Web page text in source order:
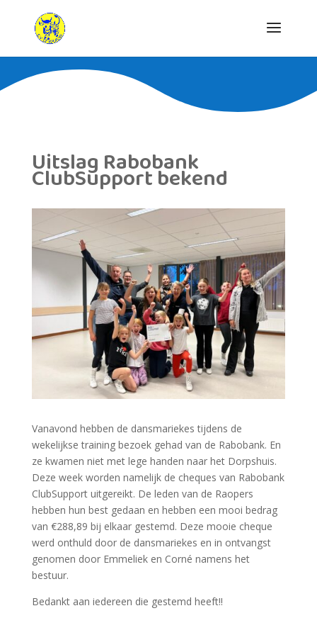
Uitslag Rabobank
ClubSupport bekend
Vanavond hebben de dansmariekes tijdens de
wekelijkse training bezoek gehad van de Rabobank. En
ze kwamen niet met lege handen naar het Dorpshuis.
Deze week worden namelijk de cheques van Rabobank
ClubSupport uitgereikt. De leden van de Raopers
hebben hun best gedaan en hebben een mooi bedrag
van €288,89 bij elkaar gestemd. Deze mooie cheque
werd onthuld door de dansmariekes en in ontvangst
genomen door Emmeliek en Corné namens het
bestuur.
Bedankt aan iedereen die gestemd heeft!!